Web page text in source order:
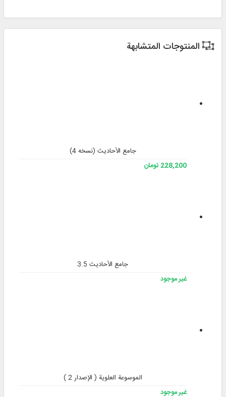
المنتوجات المتشابهة
جامع الأحادیث (نسخه 4)
228,200 تومان
جامع الأحاديث 3.5
غير موجود
الموسوعة العلوية ( الإصدار 2 )
غير موجود